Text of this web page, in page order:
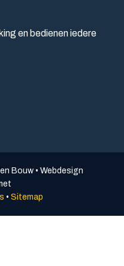
en bedienen iedere
Bouw • Webdesign
• Sitemap